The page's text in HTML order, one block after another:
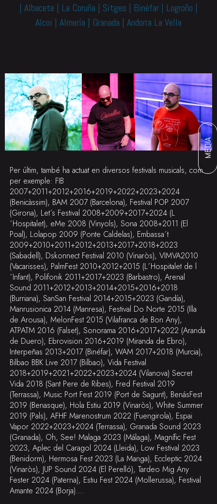
MEDIA
| Albacete | La Coruña | Sitges | Binéfar | Logroño |
Alcoi | Almería | Granada | Andorra La Vella
Per últim, també ha actuat en diversos festivals musicals, com
per exemple: FIB
2007+2011+2012+2016+2019+2022+2023+2024
(Benicàssim), BAM 2007 (Barcelona), Festival POP 2007
(Girona), Let´s Festival 2008+2009+2017+2024 (L
´Hospitalet), eMe 2008 (Vinyols), Sona 2008+2011 (El
Poal), Lolapop 2009 (Ponte Caldelas), Embassa´t
2009+2010+2011+2012+2013+2017+2018+2023
(Sabadell), Dskonnect Festival 2010 (Vinaròs), VIMVA2010
(Vacarisses), PalmFest 2010+2012+2015 (L´Hospitalet de l
´Infant), Polifonik 2011+2017+2023 (Barbastro), Arenal
Sound 2011+2012+2013+2014+2015+2016+2018
(Burriana), SanSan Festival 2014+2015+2023 (Gandía),
Manrusionica 2014 (Manresa), Festival Do Norte 2015 (Illa
de Arousa), MelonFest 2015 (Vilafranca de Bon Any),
ATPATM 2016 (Falset), Sonorama 2016+2017+2022 (Aranda
de Duero), Ebrovision 2016+2019 (Miranda de Ebro),
Interpeñas 2013+2017 (Binéfar), WAM 2017+2018 (Murcia),
Bilbao BBK Live 2017 (Bilbao), Vida Festival
2018+2019+2021+2022+2023+2024 (Vilanova) Secret
Vida 2018 (Sant Pere de Ribes), Fred Festival 2019
(Terrassa), Music Port Fest 2019 (Port de Sagunt), BenásFest
2019 (Benasque), Hola Estiu 2019 (Vinaròs), White Summer
2019 (Pals), AFHF Marenostrum 2022 (Fuengirola), Espai
Vapor 2022+2023+2024 (Terrassa), Granada Sound 2023
(Granada), Oh, See! Malaga 2023 (Málaga), Magnífic Fest
2023, Aplec del Caragol 2024 (Lleida), Low Festival 2023
(Benidorm), Hermosa Fest 2023 (La Manga), Eccleptic 2024
(Vinaròs), JUP Sound 2024 (El Perelló), Tardeo Mig Any
Fester 2024 (Paterna), Estiu Fest 2024 (Mollerussa), Festival
Amante 2024 (Borja)….